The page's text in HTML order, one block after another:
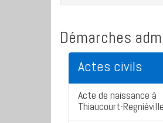
Démarches
Actes civils
Acte de naissance à
Thiaucourt-Regniéville